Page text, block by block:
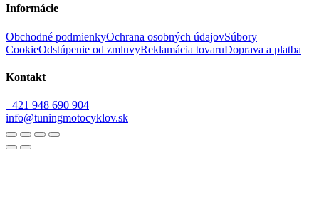
Informácie
Obchodné podmienkyOchrana osobných údajovSúbory
CookieOdstúpenie od zmluvyReklamácia tovaruDoprava a platba
Kontakt
+421 948 690 904
info@tuningmotocyklov.sk